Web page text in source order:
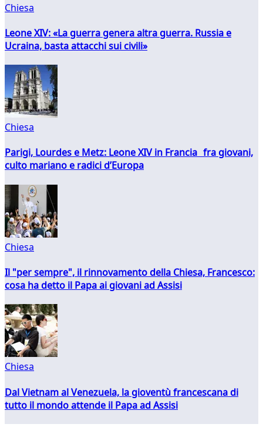
Chiesa
Leone XIV: «La guerra genera altra guerra. Russia e
Ucraina, basta attacchi sui civili»
Chiesa
Parigi, Lourdes e Metz: Leone XIV in Francia fra giovani,
culto mariano e radici d’Europa
Chiesa
Il "per sempre", il rinnovamento della Chiesa, Francesco:
cosa ha detto il Papa ai giovani ad Assisi
Chiesa
Dal Vietnam al Venezuela, la gioventù francescana di
tutto il mondo attende il Papa ad Assisi